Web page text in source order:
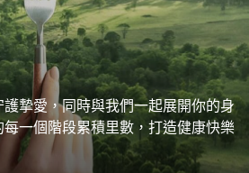
摯愛，同時與我們一起展開你的身
一個階段累積里數，打造健康快樂